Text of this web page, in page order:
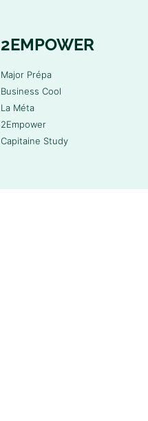
2EMPOWER
Major Prépa
Business Cool
La Méta
2Empower
Capitaine Study